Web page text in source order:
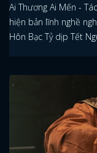
Ai Thương Ai Mến -
hiện bản lĩnh nghề
Hôn Bạc Tỷ dịp Tết